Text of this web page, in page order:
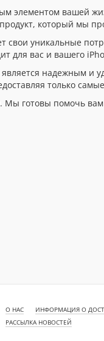
элементом вашей
который мы
уникальные
для вас и вашего
надежным и
только
готовы помочь
О НАС ИНФОРМАЦИЯ О
РАССЫЛКА НОВОСТЕЙ